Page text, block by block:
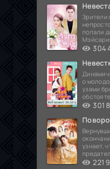
Зрители
попали
Кетдэн.
304
о
узами
301
узнает,
сестру
221